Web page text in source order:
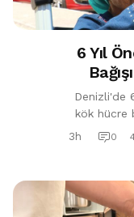
6 Yıl
Denizli'de
kök hücre
bağışı,
3h 0